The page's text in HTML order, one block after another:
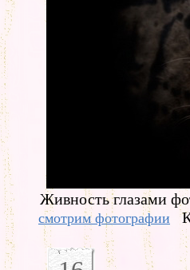
Живность глазами
смотрим фотографии